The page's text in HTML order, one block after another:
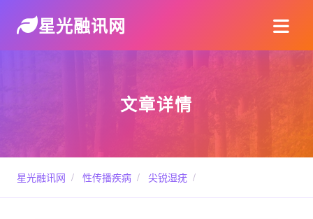
星光融讯网
文章详情
星光融讯网 / 性传播疾病 / 尖锐湿疣 /